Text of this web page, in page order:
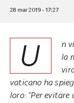
28 mar 2019 - 17:27
U
n
la
vaticano ha
loro: “Per evitare